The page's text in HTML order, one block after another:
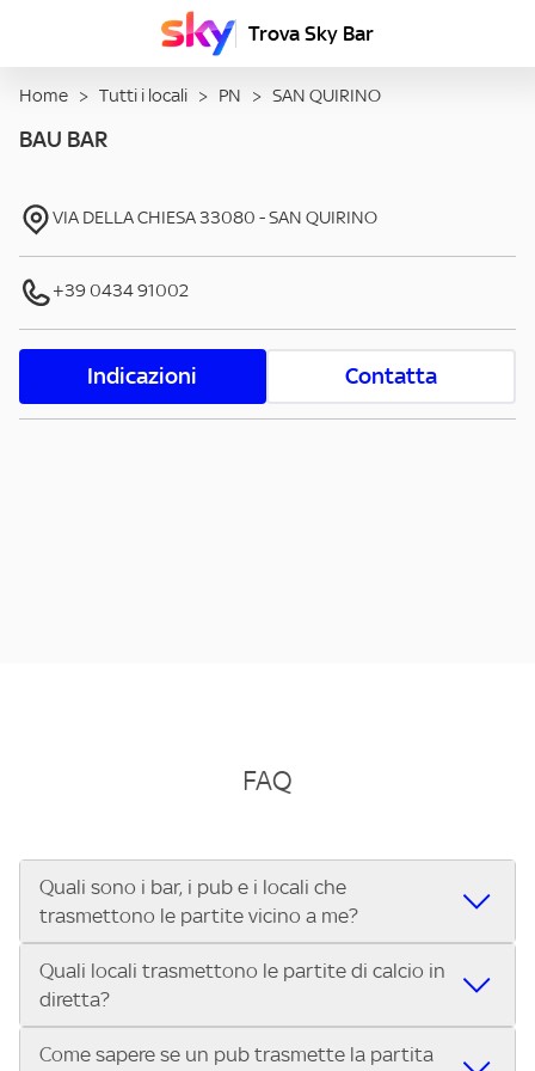
Trova Sky Bar
Home > Tutti i locali > PN > SAN QUIRINO
BAU BAR
VIA DELLA CHIESA33080 -SAN QUIRINO
+39 0434 91002
Indicazioni Contatta
FAQ
Quali sono i bar, i pub e i locali che
trasmettono le partite vicino a me?
Se cerchi un bar, pub, ristorante o locale vicino a te per
vedere le partite di Serie A ENILIVE, la Serie C Sky Wifi, la
UEFA Champions League, la UEFA Europa League, la UEFA
Conference League, il Tennis, la Formula 1®, la MotoGP™ e
Quali locali trasmettono le partite di calcio in
diretta?
Vuoi sapere quali bar, pub o ristoranti mostrano le partite
Come sapere se un pub trasmette la partita